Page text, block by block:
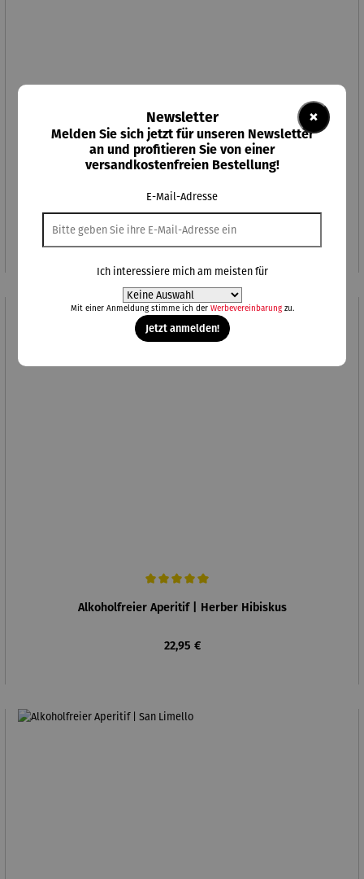
Alkoholfreier Aperitif | Herber Hibiskus
Regulärer Preis:
27,95 €
Alkoholfreier Aperitif | Herber Hibiskus
Regulärer Preis:
22,95 €
×
Newsletter
Melden Sie sich jetzt für unseren Newsletter
an und profitieren Sie von einer
versandkostenfreien Bestellung!
E-Mail-Adresse
Ich interessiere mich am meisten für
Mit einer Anmeldung stimme ich der Werbevereinbarungzu.
Jetzt anmelden!